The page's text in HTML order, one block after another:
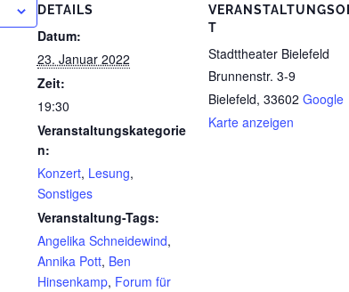
DETAILS
Datum:
23. Januar 2022
Zeit:
19:30
Veranstaltungskategorie
n:
Konzert, Lesung,
Sonstiges
Veranstaltung-Tags:
Angelika Schneidewind,
Annika Pott, Ben
Hinsenkamp, Forum für
T
Stadttheater Bielefeld
Brunnenstr. 3-9
Bielefeld, 33602 Google
Karte anzeigen